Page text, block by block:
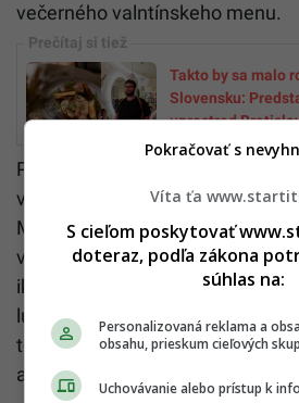
večerného valntínskeho menu.
Takto by sa malo
Slovensku:
uprostred
Pokiaľ však večer napríklad kvôli
vytiahnuť svoju polovičku na
Martin Korbelič sa postará o
valentínsky brunch. Súčasťou
ikonické vajcia Benedikt, ale aj
lupačky. Pokiaľ však prídeš
teba ideálnejšia voľba čerstvá
arašidovým maslom.
Víta ťa
S cieľom poskytovať
doteraz, podľa zákona
súhlas na:
Personalizovaná reklama a
obsahu, prieskum cieľových
Uchovávanie alebo prístup k
Pokračovať s